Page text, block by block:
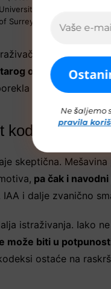
University
Surrey)
naglašava da
olova koje nije
ili naknadno
kodeksa
skeptična.
pa čak i
i dalje zvanično
istraživanja. Iako
može biti u
ostaće na
Ne šaljemo
pravila